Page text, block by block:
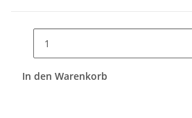
In den Warenkorb